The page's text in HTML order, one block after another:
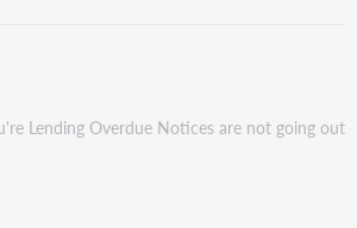
Lending Overdue Notices are not going out